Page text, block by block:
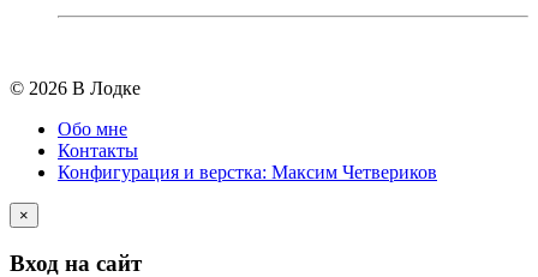
© 2026 В Лодке
Обо мне
Контакты
Конфигурация и верстка: Максим Четвериков
×
Вход на сайт